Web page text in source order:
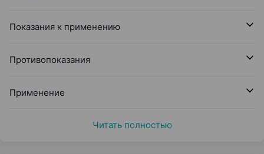
Показания к применению
Противопоказания
Применение
Читать полностью